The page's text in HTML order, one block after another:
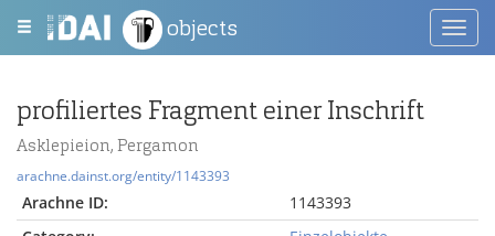
objects
profiliertes Fragment einer Inschrift
Asklepieion, Pergamon
arachne.dainst.org/entity/1143393
Arachne ID:
1143393